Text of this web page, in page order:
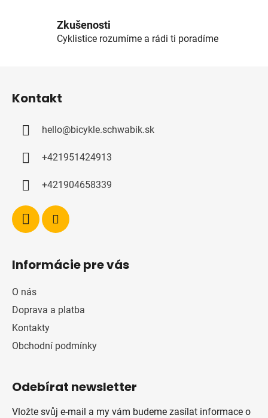
i
Zkušenosti
Cyklistice rozumíme a rádi ti poradíme
Kontakt
hello@bicykle.schwabik.sk
+421951424913
+421904658339
Informácie pre vás
O nás
Doprava a platba
Kontakty
Obchodní podmínky
Odebírat newsletter
Vložte svůj e-mail a my vám budeme zasílat informace o